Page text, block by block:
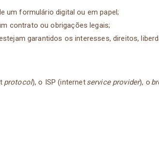
um formulário digital ou em papel;
contrato ou obrigações legais;
garantidos os interesses, direitos,
protocol), o ISP (internetservice provider), o